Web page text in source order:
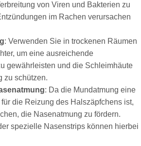
von Viren und Bakterien zu
im Rachen verursachen
: Verwenden Sie in trockenen Räumen
um eine ausreichende
gewährleisten und die Schleimhäute
zu schützen.
: Da die Mundatmung eine
die Reizung des Halszäpfchens ist,
die Nasenatmung zu fördern.
spezielle Nasenstrips können hierbei